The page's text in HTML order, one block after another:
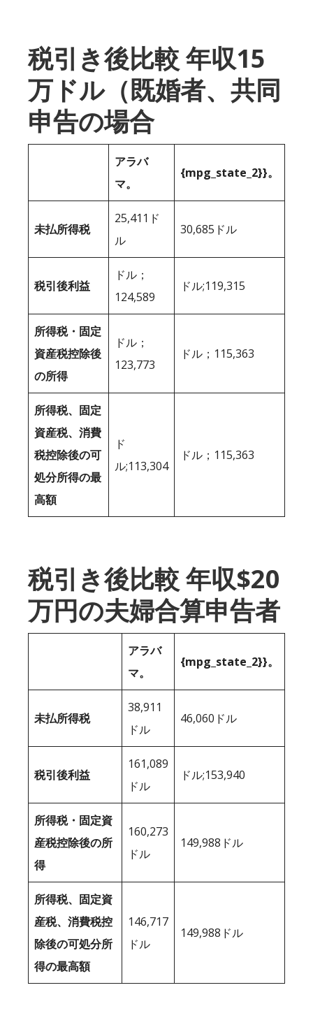
税引き後比較 年収15
万ドル（既婚者、共同
申告の場合
アラバ
マ。
{mpg_state_2}}。
未払所得税
25,411ド
ル
30,685ドル
税引後利益
ドル；
124,589
ドル;119,315
所得税・固定
資産税控除後
の所得
ドル；
123,773
ドル；115,363
所得税、固定
資産税、消費
税控除後の可
処分所得の最
高額
ド
ル;113,304
ドル；115,363
税引き後比較 年収$20
万円の夫婦合算申告者
アラバ
マ。
{mpg_state_2}}。
未払所得税
38,911
ドル
46,060ドル
税引後利益
161,089
ドル
ドル;153,940
所得税・固定資
産税控除後の所
得
160,273
ドル
149,988ドル
所得税、固定資
産税、消費税控
除後の可処分所
得の最高額
146,717
ドル
149,988ドル